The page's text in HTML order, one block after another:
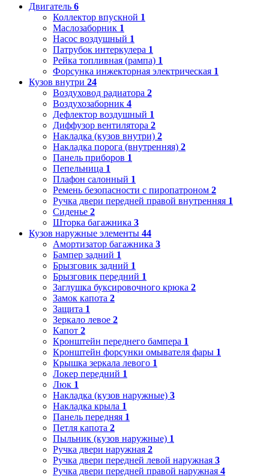
Двигатель 6
Коллектор впускной 1
Маслозаборник 1
Насос воздушный 1
Патрубок интеркулера 1
Рейка топливная (рампа) 1
Форсунка инжекторная электрическая 1
Кузов внутри 24
Воздуховод радиатора 2
Воздухозаборник 4
Дефлектор воздушный 1
Диффузор вентилятора 2
Накладка (кузов внутри) 2
Накладка порога (внутренняя) 2
Панель приборов 1
Пепельница 1
Плафон салонный 1
Ремень безопасности с пиропатроном 2
Ручка двери передней правой внутренняя 1
Сиденье 2
Шторка багажника 3
Кузов наружные элементы 44
Амортизатор багажника 3
Бампер задний 1
Брызговик задний 1
Брызговик передний 1
Заглушка буксировочного крюка 2
Замок капота 2
Защита 1
Зеркало левое 2
Капот 2
Кронштейн переднего бампера 1
Кронштейн форсунки омывателя фары 1
Крышка зеркала левого 1
Локер передний 1
Люк 1
Накладка (кузов наружные) 3
Накладка крыла 1
Панель передняя 1
Петля капота 2
Пыльник (кузов наружные) 1
Ручка двери наружная 2
Ручка двери передней левой наружная 3
Ручка двери передней правой наружная 4